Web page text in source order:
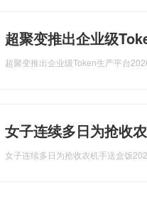
超聚变推出企业级
超聚变推出企业级Token生产平台
女子连续多日为抢收
女子连续多日为抢收农机手送盒饭